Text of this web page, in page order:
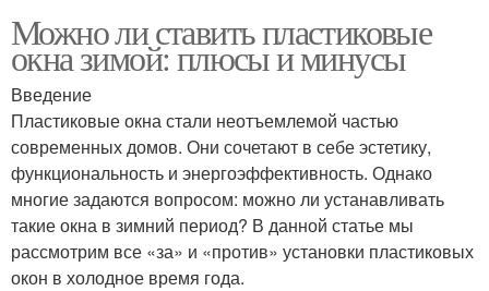
Можно ли ставить пластиковые
окна зимой: плюсы и минусы
Введение
Пластиковые окна стали неотъемлемой частью
современных домов. Они сочетают в себе эстетику,
функциональность и энергоэффективность. Однако
многие задаются вопросом: можно ли устанавливать
такие окна в зимний период? В данной статье мы
рассмотрим все «за» и «против» установки пластиковых
окон в холодное время года.